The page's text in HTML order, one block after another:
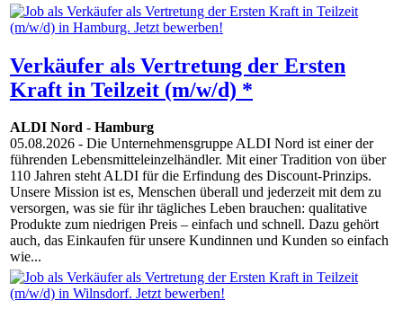
Verkäufer als Vertretung der Ersten
Kraft in Teilzeit (m/w/d) *
ALDI Nord - Hamburg
05.08.2026 - Die Unternehmensgruppe ALDI Nord ist einer der
führenden Lebensmitteleinzelhändler. Mit einer Tradition von über
110 Jahren steht ALDI für die Erfindung des Discount-Prinzips.
Unsere Mission ist es, Menschen überall und jederzeit mit dem zu
versorgen, was sie für ihr tägliches Leben brauchen: qualitative
Produkte zum niedrigen Preis – einfach und schnell. Dazu gehört
auch, das Einkaufen für unsere Kundinnen und Kunden so einfach
wie...